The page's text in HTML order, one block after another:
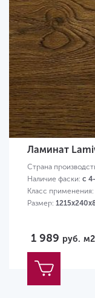
Ламинат
Страна
Наличие фаски: с
Класс применения:
Размер:
1 989 руб. м2